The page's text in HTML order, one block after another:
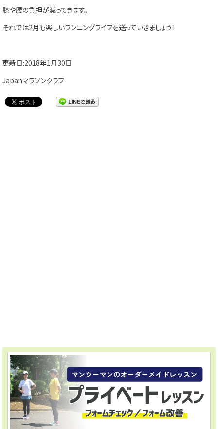
膝や腰の負担が減ってきます。
それでは2月も楽しいランニングライフを送っていきましょう！
更新日:2018年1月30日
Japanマラソンクラブ